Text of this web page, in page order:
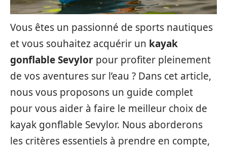
Vous êtes un passionné de sports nautiques
et vous souhaitez acquérir un kayak
gonflable Sevylor pour profiter pleinement
de vos aventures sur l’eau ? Dans cet article,
nous vous proposons un guide complet
pour vous aider à faire le meilleur choix de
kayak gonflable Sevylor. Nous aborderons
les critères essentiels à prendre en compte,